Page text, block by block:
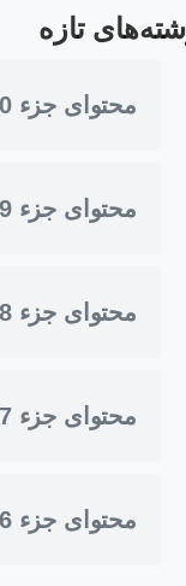
تازه
محتوای جزء 30
محتوای جزء 29
محتوای جزء 28
محتوای جزء 27
محتوای جزء 26